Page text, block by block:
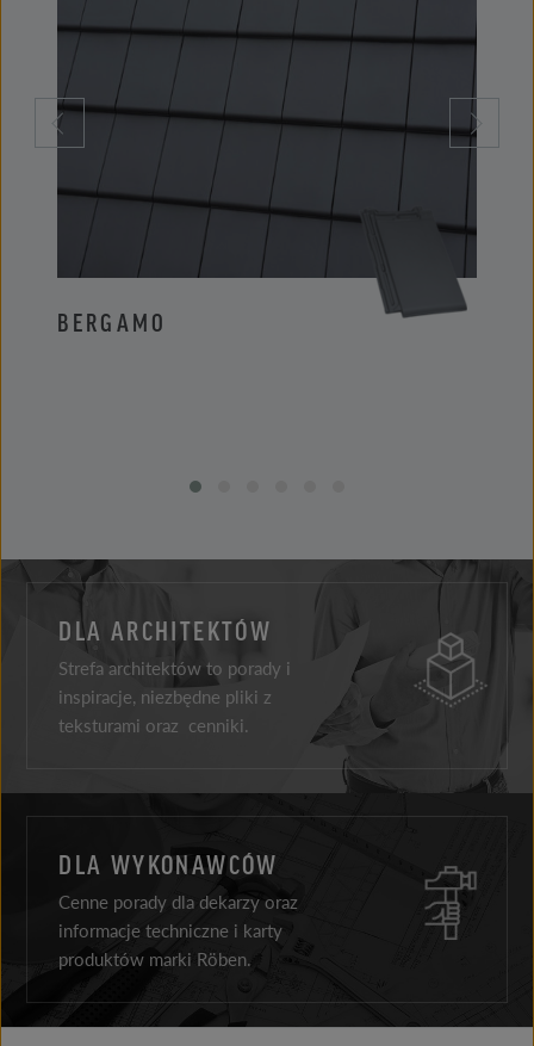
BERGAMO
DLA ARCHITEKTÓW
Strefa architektów to porady i
inspiracje, niezbędne pliki z
teksturami oraz cenniki.
DLA WYKONAWCÓW
Cenne porady dla dekarzy oraz
informacje techniczne i karty
produktów marki Röben.